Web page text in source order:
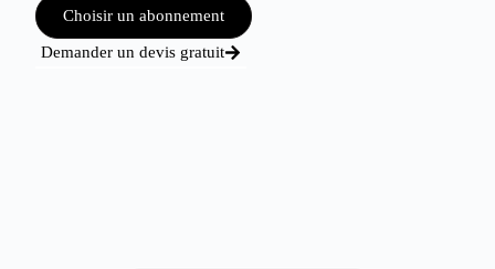
Choisir un abonnement
Demander un devis gratuit